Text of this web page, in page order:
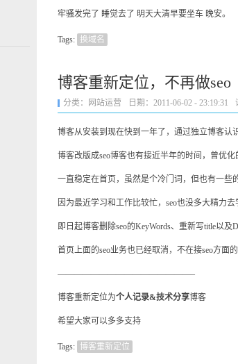
牢骚发完了 睡觉去了 明天大清早要坐车 晚安。
Tags: 换域名
博客重新定位，不再做seo
分类： 网站运营 日期：2011-06-02 - 23:19:31
博客从安装到现在快到一年了，通过独立博客认
博客改版成seo博客也有接近半年的时间，曾优化
一直稳定在首页，虽然是个冷门词，但也有一些
因为最近学习和工作比较忙，seo也没多大精力
即日起博客删除seo的KeyWords、重新写title以及
首页上面的seo业务也已经取消，不在接seo方面
————————————————–
博客重新定位为个人记录&技术分享博客
希望大家可以多多支持
Tags: 博客重新定位